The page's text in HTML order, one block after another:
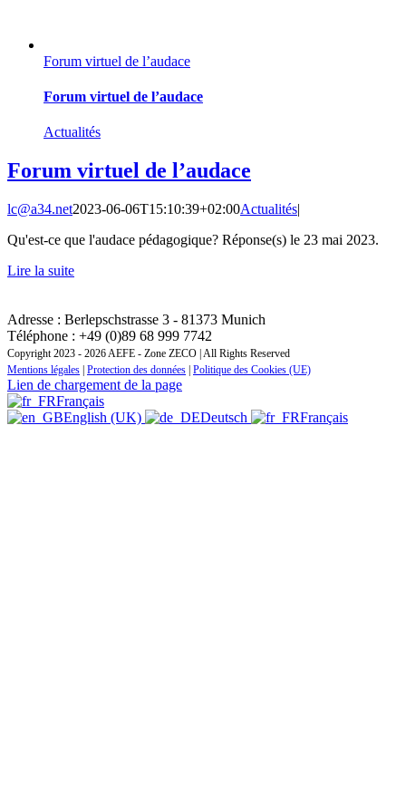
Forum virtuel de l’audace
Forum virtuel de l’audace
Actualités
Forum virtuel de l’audace
lc@a34.net2023-06-06T15:10:39+02:00Actualités|
Qu'est-ce que l'audace pédagogique? Réponse(s) le 23 mai 2023.
Lire la suite
Adresse : Berlepschstrasse 3 - 81373 Munich
Téléphone : +49 (0)89 68 999 7742
Copyright 2023 - 2026 AEFE - Zone ZECO | All Rights Reserved
Mentions légales Protection des données Politique des Cookies (UE)
Lien de chargement de la page
Français
English (UK)
Deutsch Français